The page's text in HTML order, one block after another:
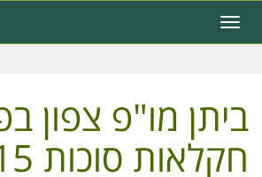
לתוכן
העיקרי
Toggle
navigation
ביתן מו"פ צפון